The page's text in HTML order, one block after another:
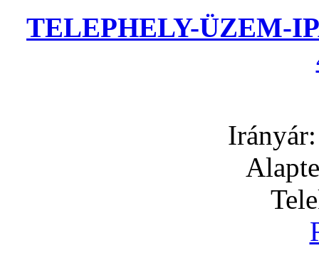
TELEPHELY-ÜZEM-